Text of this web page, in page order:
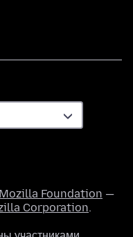
Mozilla Foundation —
Corporation.